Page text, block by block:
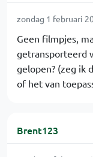
zondag 1 februari
Geen filmpjes,
getransporteerd
gelopen? (zeg ik
of het van
Brent123